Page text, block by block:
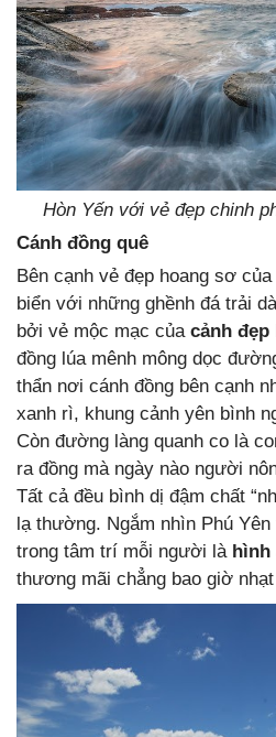
Hòn Yến với vẻ đẹp chinh
Cánh đồng quê
Bên cạnh vẻ đẹp hoang sơ
biển với những ghềnh đá trải
bởi vẻ mộc mạc của cảnh đẹp
đồng lúa mênh mông dọc
thẩn nơi cánh đồng bên cạnh
xanh rì, khung cảnh yên bình
Còn đường làng quanh co là
ra đồng mà ngày nào người
Tất cả đều bình dị đậm chất
lạ thường. Ngắm nhìn Phú Yên
trong tâm trí mỗi người là hình
thương mãi chẳng bao giờ